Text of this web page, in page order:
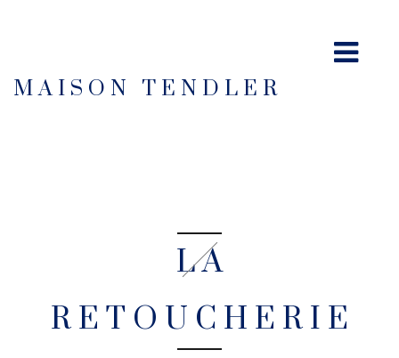
MAISON TENDLER
LA
RETOUCHERIE